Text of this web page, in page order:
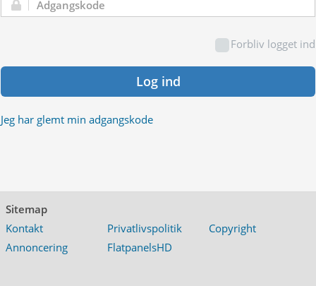
Adgangskode:
Forbliv logget ind
Log ind
Jeg har glemt min adgangskode
Sitemap
Kontakt
Privatlivspolitik
Copyright
Annoncering
FlatpanelsHD